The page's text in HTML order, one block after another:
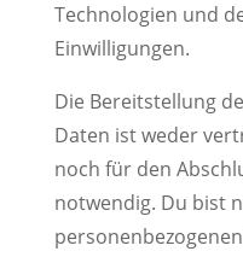
Technologien und
Einwilligungen.
Die Bereitstellung
Daten ist weder
noch für den
notwendig. Du bist